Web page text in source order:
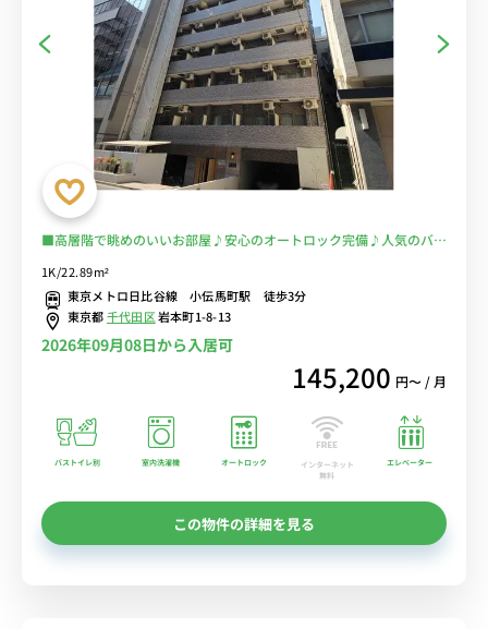
■高層階で眺めのいいお部屋♪安心のオートロック完備♪人気のバス
伝馬町駅」徒歩3分/神田＆秋葉原徒歩圏内！電車の乗らずに徒歩通勤
♪スーパー３分で自炊もOK！ ■選べるWi-Fi格安レンタル中！
1K/22.89m²
東京メトロ日比谷線 小伝馬町駅 徒歩3分
東京都千代田区岩本町1-8-13
2026年09月08日から入居可
145,200 円〜 / 月
バストイレ別 室内洗濯機 オートロック
インターネット
無料
エレベーター
この物件の詳細を見る